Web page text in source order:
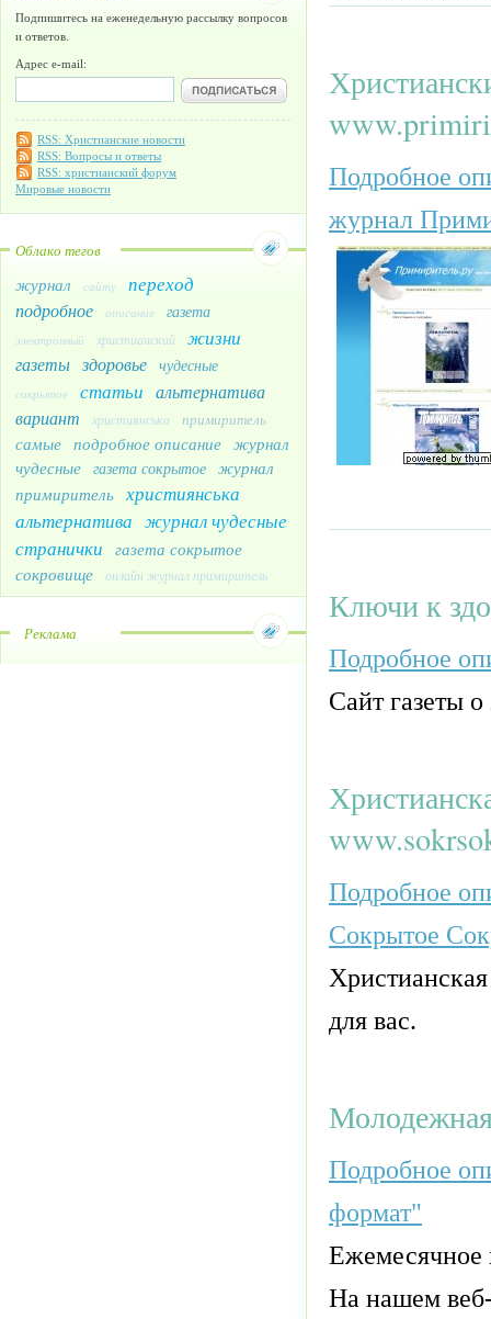
Подпишитесь на еженедельную рассылку вопросов
и ответов.
Адрес e-mail:
RSS: Христианские новости
RSS: Вопросы и ответы
RSS: христианский форум
Мировые новости
Облако тегов
журнал сайту переход
подробное описание газета
электронный христианский жизни
газеты здоровье чудесные
сокрытое статьи альтернатива
вариант
християнська примиритель
самые подробное описание журнал
чудесные газета сокрытое журнал
примиритель християнська
альтернатива журнал чудесные
странички газета сокрытое
сокровище
онлайн журнал примиритель
Реклама
Подробное
журнал
Ключи к
Подробное
Сайт газеты
Подробное
Сокрытое
для вас.
Подробное
формат"
Ежемесячное
На нашем